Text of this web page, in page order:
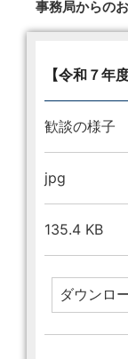
事務局からの
【令和７年
歓談の様子
jpg
135.4 KB